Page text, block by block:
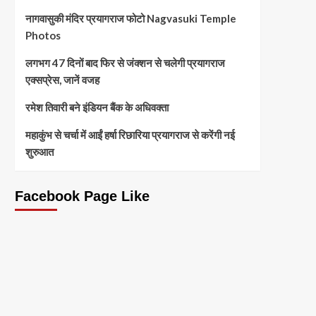
नागवासुकी मंदिर प्रयागराज फोटो Nagvasuki Temple
Photos
लगभग 47 दिनों बाद फिर से जंक्शन से चलेगी प्रयागराज
एक्सप्रेस, जानें वजह
रमेश तिवारी बने इंडियन बैंक के अधिवक्ता
महाकुंभ से चर्चा में आईं हर्षा रिछारिया प्रयागराज से करेंगी नई
शुरुआत
Facebook Page Like